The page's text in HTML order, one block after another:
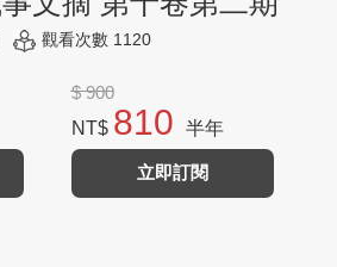
觀看次數 1120
$ 900
NT$ 810 半年
立即訂閱